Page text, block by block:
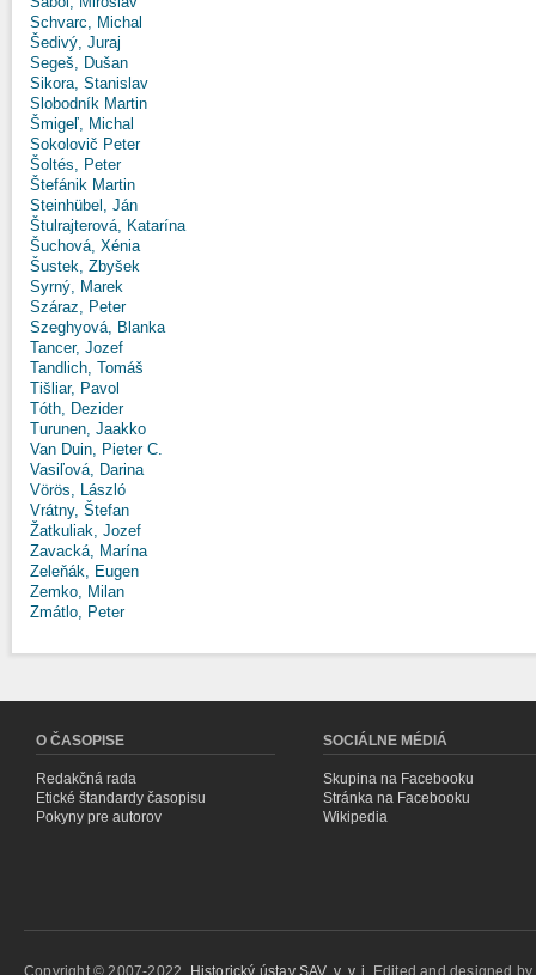
Schvarc, Michal
Šedivý, Juraj
Segeš, Dušan
Sikora, Stanislav
Slobodník Martin
Šmigeľ, Michal
Sokolovič Peter
Šoltés, Peter
Štefánik Martin
Steinhübel, Ján
Štulrajterová, Katarína
Šuchová, Xénia
Šustek, Zbyšek
Syrný, Marek
Száraz, Peter
Szeghyová, Blanka
Tancer, Jozef
Tandlich, Tomáš
Tišliar, Pavol
Tóth, Dezider
Turunen, Jaakko
Van Duin, Pieter C.
Vasiľová, Darina
Vörös, László
Vrátny, Štefan
Žatkuliak, Jozef
Zavacká, Marína
Zeleňák, Eugen
Zemko, Milan
Zmátlo, Peter
O ČASOPISE
Redakčná rada
Etické štandardy časopisu
Pokyny pre autorov
SOCIÁLNE MÉDIÁ
Skupina na Facebooku
Stránka na Facebooku
Wikipedia